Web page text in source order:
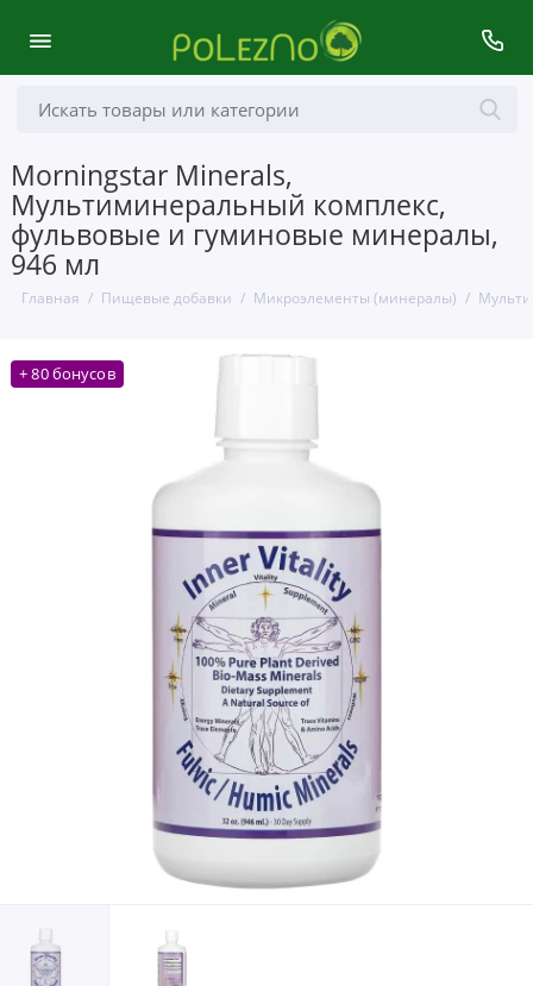
Morningstar Minerals,
Мультиминеральный комплекс,
фульвовые и гуминовые минералы,
946 мл
Главная Пищевые добавки Микроэлементы (минералы)
+ 80 бонусов